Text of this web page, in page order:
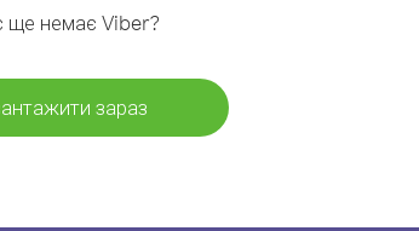
ще немає Viber?
зараз